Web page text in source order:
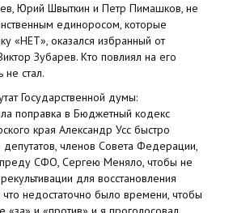
Юрий Швыткин и Петр Пимашков, не
единоросом, которые
«НЕТ», оказался избранный от
Зубарев. Кто повлиял на его
стал.
Государственной думы:
поправка в Бюджетный кодекс
края Александр Усс быстро
членов Совета Федерации,
СФО, Сергею Меняло, чтобы не
для восстановления
недостаточно было времени, чтобы